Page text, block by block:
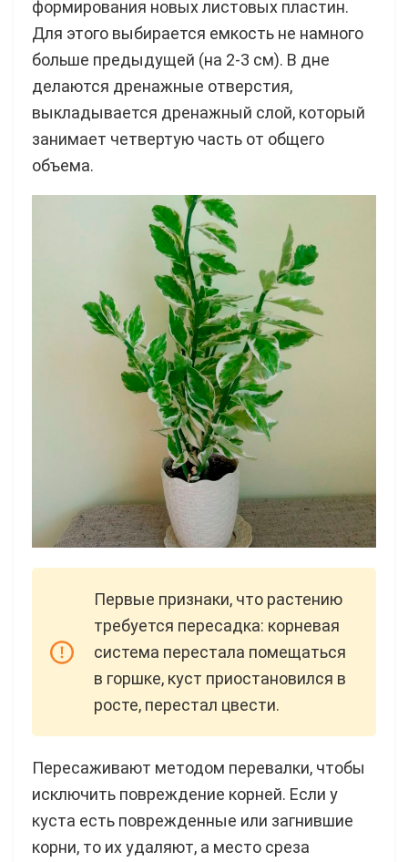
формирования новых листовых пластин.
Для этого выбирается емкость не намного
больше предыдущей (на 2-3 см). В дне
делаются дренажные отверстия,
выкладывается дренажный слой, который
занимает четвертую часть от общего
объема.
Первые признаки, что растению
требуется пересадка: корневая
система перестала помещаться
в горшке, куст приостановился в
росте, перестал цвести.
Пересаживают методом перевалки, чтобы
исключить повреждение корней. Если у
куста есть поврежденные или загнившие
корни, то их удаляют, а место среза